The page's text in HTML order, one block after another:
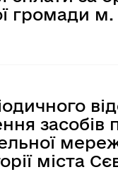
громади
засобів
міста